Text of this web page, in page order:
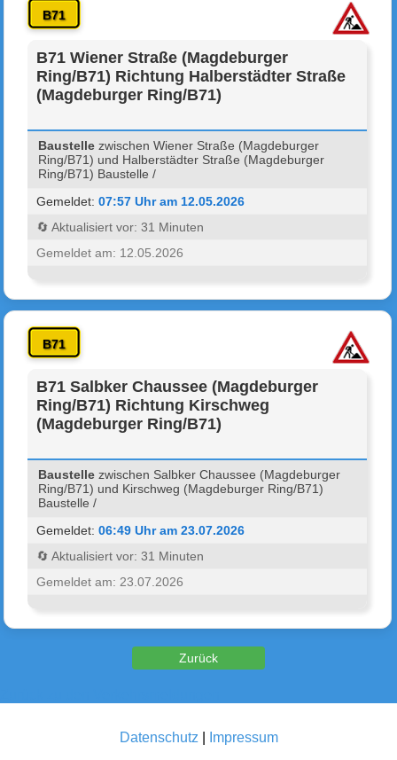
B71
B71 Wiener Straße (Magdeburger
Ring/B71) Richtung Halberstädter Straße
(Magdeburger Ring/B71)
Baustelle zwischen Wiener Straße (Magdeburger
Ring/B71) und Halberstädter Straße (Magdeburger
Ring/B71) Baustelle /
Gemeldet:07:57 Uhr am 12.05.2026
🔄 Aktualisiert vor: 31 Minuten
Gemeldet am: 12.05.2026
B71
B71 Salbker Chaussee (Magdeburger
Ring/B71) Richtung Kirschweg
(Magdeburger Ring/B71)
Baustelle zwischen Salbker Chaussee (Magdeburger
Ring/B71) und Kirschweg (Magdeburger Ring/B71)
Baustelle /
Gemeldet:06:49 Uhr am 23.07.2026
🔄 Aktualisiert vor: 31 Minuten
Gemeldet am: 23.07.2026
Datenschutz Impressum